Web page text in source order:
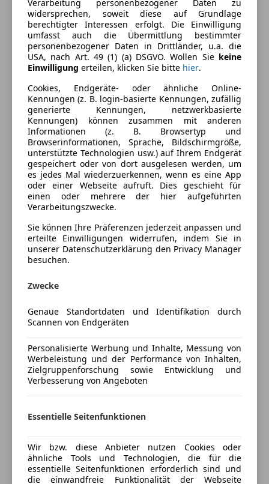
Einparkhilfe
Einparkhilfe Rückfahrkamera
Einparkhilfe Sensoren hinten
Einparkhilfe Sensoren vorne
Elektrische Fensterheber
Elektrische Seitenspiegel
Klimaanlage
Lederlenkrad
Lichtsensor
Multifunktionslenkrad
Navigationssystem
Regensensor
Schlüssellose Zentralverriegelung
Sitzheizung
Start/Stop-Automatik
Tempomat
Unterhaltung/Media
Bluetooth
CD
Freisprecheinrichtung
MP3
Radio
USB
Sicherheit
Abstandswarner
Beifahrerairbag
ESP
Fahrerairbag
Außenfarbe
Blau
Farbe laut Hersteller
Ozean Blau
Lackierung
Metallic
Farbe der
Innenausstattung
Schwarz
Innenausstattung
Fahrzeugbeschreibung
-2.Sitzreihe, Einzelsitze klappbar (3 Sitzplätze)
-Ablagefach / Ablagefächer im Fußboden 2.Sitzreihe
-Cool & Sound-Paket (inkl. Klimaautomatik)
-Dachreling silber
-Fensterheber elektrisch vorn und hinten, One-Touch-
Funktion
-Fensterheber vorn elektr. mit Einklemmschutz
-Parkpilotsystem vorn und hinten
-Sitzheizung vorn
-Standheizung mit Funkfernbedienung
-Airbag Fahrer-/Beifahrerseite
-Anti-Blockier-System (ABS)
-Audiobedienung am Lenkrad
-Bordcomputer
-Elektron. Traktionskontrolle
Hill Start Assist)
-Fahrassistenz-System: Müdigkeitserkennungs-
Sensor
Mehr anzeigen
Versicherung
Kfz-Versicherung
Versicherungsschutz an Ihre Bedürfnisse
Freischaden-Gutschein ab Stufe 0
Auto einfach online versichern & Rabatt holen
Verarbeitung personenbezogener Daten zu
widersprechen, soweit diese auf Grundlage
berechtigter Interessen erfolgt. Die Einwilligung
umfasst auch die Übermittlung bestimmter
personenbezogener Daten in Drittländer, u.a. die
USA, nach Art. 49 (1) (a) DSGVO. Wollen Sie keine
Einwilligung erteilen, klicken Sie bitte hier.
Cookies, Endgeräte- oder ähnliche Online-
Kennungen (z. B. login-basierte Kennungen, zufällig
generierte Kennungen, netzwerkbasierte
Kennungen) können zusammen mit anderen
Informationen (z. B. Browsertyp und
Browserinformationen, Sprache, Bildschirmgröße,
unterstützte Technologien usw.) auf Ihrem Endgerät
gespeichert oder von dort ausgelesen werden, um
es jedes Mal wiederzuerkennen, wenn es eine App
oder einer Webseite aufruft. Dies geschieht für
einen oder mehrere der hier aufgeführten
Verarbeitungszwecke.
Sie können Ihre Präferenzen jederzeit anpassen und
erteilte Einwilligungen widerrufen, indem Sie in
unserer Datenschutzerklärung den Privacy Manager
besuchen.
Zwecke
Genaue Standortdaten und Identifikation durch
Scannen von Endgeräten
Personalisierte Werbung und Inhalte, Messung von
Werbeleistung und der Performance von Inhalten,
Zielgruppenforschung sowie Entwicklung und
Verbesserung von Angeboten
Essentielle Seitenfunktionen
Wir bzw. diese Anbieter nutzen Cookies oder
ähnliche Tools und Technologien, die für die
essentielle Seitenfunktionen erforderlich sind und
die einwandfreie Funktionalität der Webseite